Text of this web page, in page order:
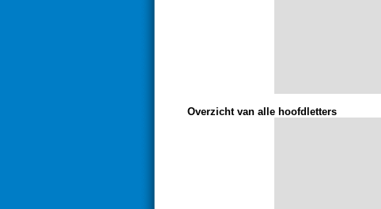
Overzicht van alle hoofdletters